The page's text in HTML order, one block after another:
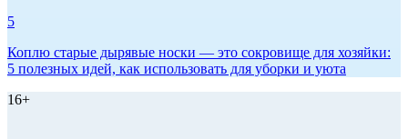
5
Коплю старые дырявые носки — это сокровище для хозяйки:
5 полезных идей, как использовать для уборки и уюта
16+